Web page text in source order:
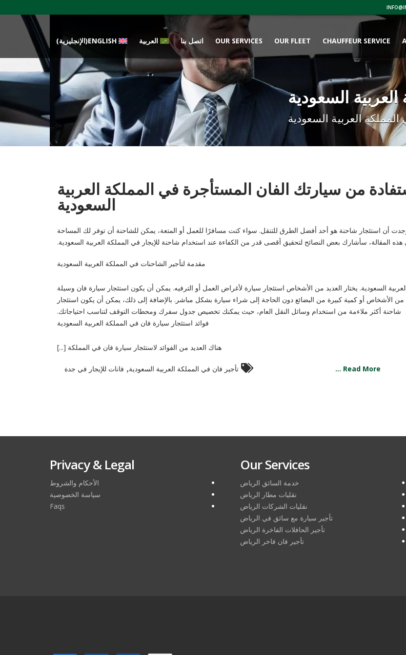
CHAUFFEUR SERVICE
OUR FLEET
OUR SERVICES اتصل بنا العربية ENGLISH
(الإنجليزية)
من سيارتك الفان المستأجرة في المملكة العربية
السعودية
أن استئجار شاحنة هو أحد أفضل الطرق للتنقل. سواء كنت مسافرًا للعمل أو المتعة، يمكن للشاحنة أن توفر لك المساحة
هذه المقالة، سأشارك بعض النصائح لتحقيق أقصى قدر من الكفاءة عند استخدام شاحنة للإيجار في المملكة العربية السعودية.
مقدمة لتأجير الشاحنات في المملكة العربية السعودية
السعودية. يختار العديد من الأشخاص استئجار سيارة لأغراض العمل أو الترفيه. يمكن أن يكون استئجار سيارة فان وسيلة
أو كمية كبيرة من البضائع دون الحاجة إلى شراء سيارة بشكل مباشر. بالإضافة إلى ذلك، يمكن أن يكون استئجار
شاحنة أكثر ملاءمة من استخدام وسائل النقل العام، حيث يمكنك تخصيص جدول سفرك ومحطات التوقف لتناسب احتياجاتك.
فوائد استئجار سيارة فان في المملكة العربية السعودية
هناك العديد من الفوائد لاستئجار سيارة فان في المملكة [...]
Read More ... تأجير فان في المملكة العربية السعودية فانات للإيجار في جدة
Our Services
خدمة السائق الرياض
نقليات مطار الرياض
نقليات الشركات الرياض
تأجير سيارة مع سائق في الرياض
تأجير الحافلات الفاخرة الرياض
تأجير فان فاخر الرياض
Privacy & Legal
الأحكام والشروط
سياسة الخصوصية
Faqs